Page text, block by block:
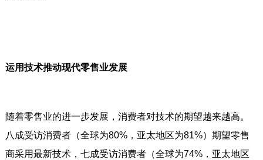
运用技术推动现代零售业发展
随着零售业的进一步发展，消费者对技术的期望越来越高。
八成受访消费者（全球为80%，亚太地区为81%）期望零售
商采用最新技术，七成受访消费者（全球为74%，亚太地区